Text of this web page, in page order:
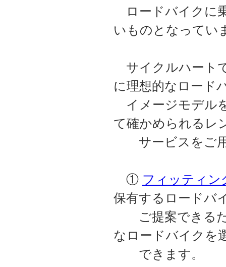
ロードバイクに
いものとなってい
サイクルハート
に理想的なロード
イメージモデル
て確かめられるレ
サービスをご用
① フィッティン
保有するロードバ
ご提案できるた
なロードバイクを
できます。